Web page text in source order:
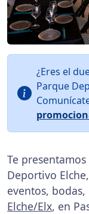
¿Eres el
Parque
Te
Deportivo
eventos,
Elche/Elx, en